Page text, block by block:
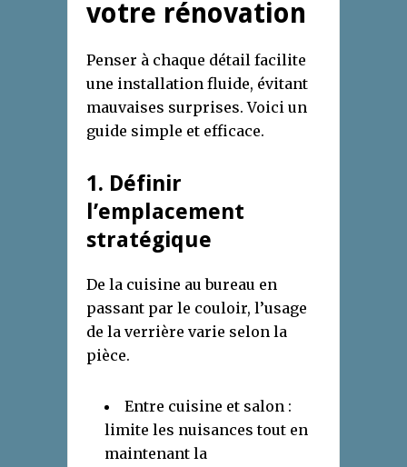
votre rénovation
Penser à chaque détail facilite
une installation fluide, évitant
mauvaises surprises. Voici un
guide simple et efficace.
1. Définir
l’emplacement
stratégique
De la cuisine au bureau en
passant par le couloir, l’usage
de la verrière varie selon la
pièce.
Entre cuisine et salon :
limite les nuisances tout en
maintenant la